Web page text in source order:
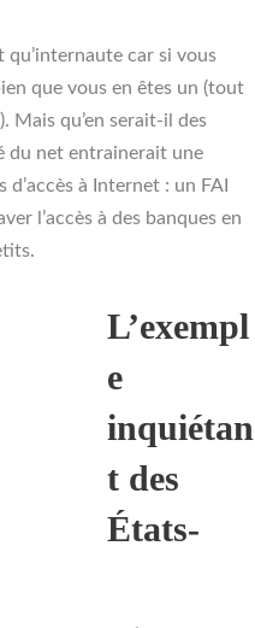
car si vous
que vous en êtes un (tout
Mais qu’en serait-il des
du net entrainerait une
à Internet : un FAI
l’accès à des banques en
L’exempl
e
inquiétan
t des
États-